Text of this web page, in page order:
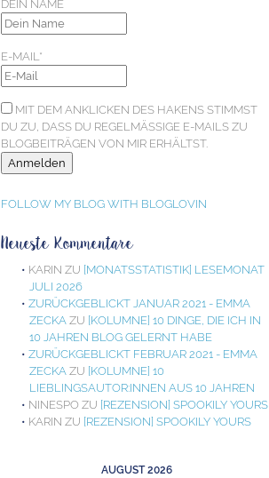
DEIN NAME
E-MAIL*
MIT DEM ANKLICKEN DES HAKENS STIMMST
DU ZU, DASS DU REGELMÄSSIGE E-MAILS ZU B
LOGBEITRÄGEN VON MIR ERHÄLTST.
FOLLOW MY BLOG WITH BLOGLOVIN
Neueste Kommentare
KARIN ZU [MONATSSTATISTIK] LESEMONAT
JULI 2026
ZURÜCKGEBLICKT JANUAR 2021 - EMMA
ZECKA ZU [KOLUMNE] 10 DINGE, DIE ICH IN
10 JAHREN BLOG GELERNT HABE
ZURÜCKGEBLICKT FEBRUAR 2021 - EMMA
ZECKA ZU [KOLUMNE] 10
LIEBLINGSAUTOR:INNEN AUS 10 JAHREN
NINESPO ZU [REZENSION] SPOOKILY YOURS
KARIN ZU [REZENSION] SPOOKILY YOURS
AUGUST 2026